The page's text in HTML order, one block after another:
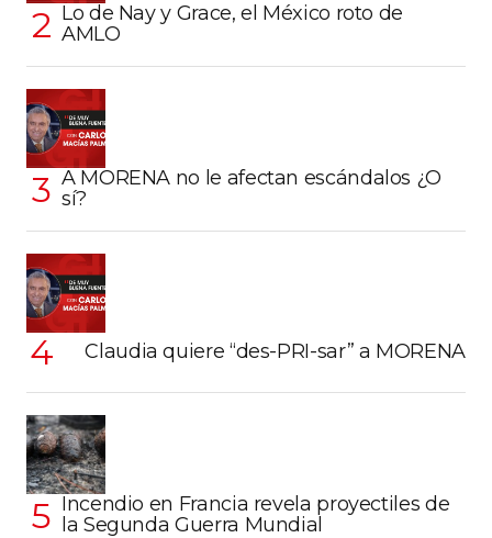
Lo de Nay y Grace, el México roto de
AMLO
A MORENA no le afectan escándalos ¿O
sí?
Claudia quiere “des-PRI-sar” a MORENA
Incendio en Francia revela proyectiles de
la Segunda Guerra Mundial